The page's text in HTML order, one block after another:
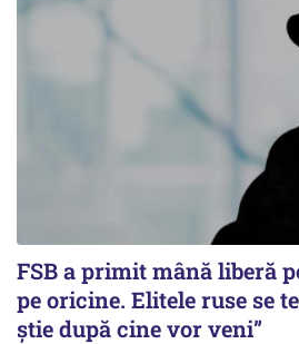
FSB a primit mână liberă
pe oricine. Elitele ruse se
știe după cine vor veni”